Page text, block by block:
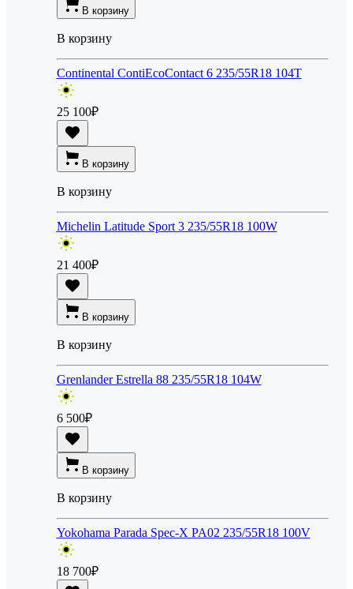
В корзину
В корзину
Continental ContiEcoContact 6 235/55R18 104T
25 100₽
В корзину
В корзину
Michelin Latitude Sport 3 235/55R18 100W
21 400₽
В корзину
В корзину
Grenlander Estrella 88 235/55R18 104W
6 500₽
В корзину
В корзину
Yokohama Parada Spec-X PA02 235/55R18 100V
18 700₽